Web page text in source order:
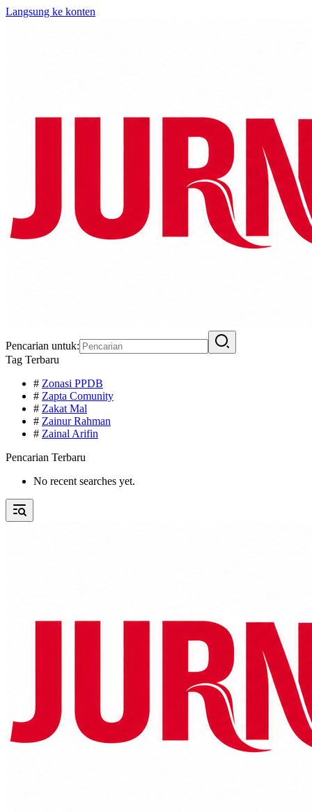
Langsung ke konten
Pencarian untuk:
Tag Terbaru
# Zonasi PPDB
# Zapta Comunity
# Zakat Mal
# Zainur Rahman
# Zainal Arifin
Pencarian Terbaru
No recent searches yet.